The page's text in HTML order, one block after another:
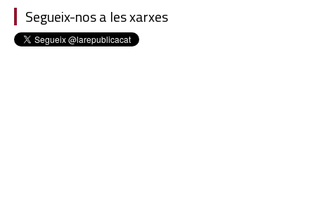
Segueix-nos a les xarxes